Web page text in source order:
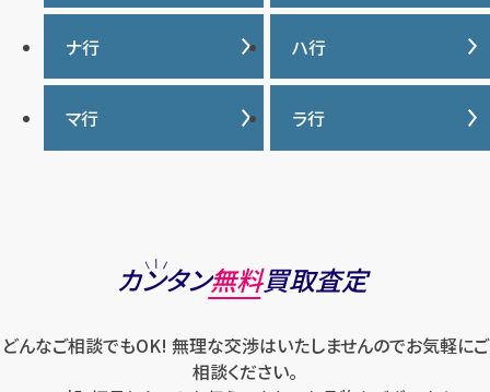
ヴァシュロンコンスタンタ
ン
ウブロ
エルメス
オーデマ ピゲ
カルティエ
グッチ
クロムハーツ
ケイト・スペード
サマンサタバサ
ジーショック
ジャガー・ルクルト
スウォッチ
ゼニス
タグ・ホイヤー
ディオール
ティファニー
ナ行
ナイキ
ハ行
バーバリー
バカラ
ハリー・ウィンストン
フェラガモ
マ行 ラ行
ロエベ
ロンジン
カンタン無料買取査定
どんなご相談でもOK! 無理な交渉はいたしませんのでお気軽にご
相談ください。